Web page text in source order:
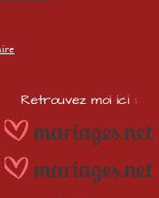
Retrouvez moi ici :